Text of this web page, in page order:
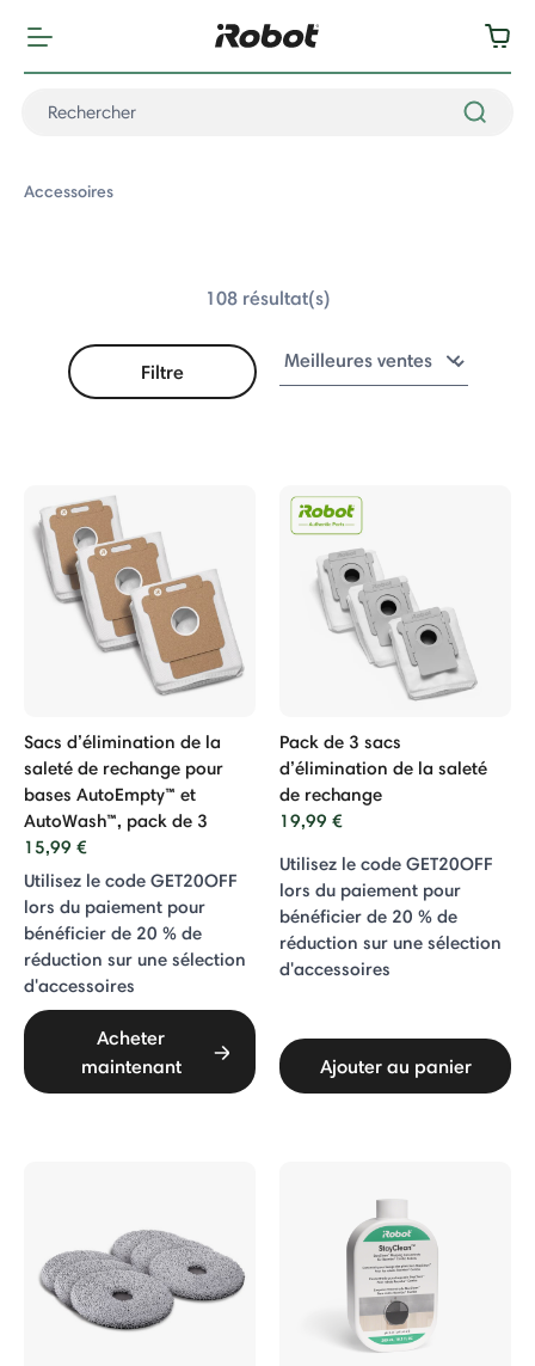
Accessoires
Combo
108 résultat(s)
Filtre
Sacs d’élimination de la
saleté de rechange pour
bases AutoEmpty™ et
AutoWash™, pack de 3
15,99 €
Utilisez le code GET20OFF
lors du paiement pour
bénéficier de 20 % de
réduction sur une sélection
d'accessoires
Acheter
maintenant
Pack de 3 sacs
d’élimination de la saleté
de rechange
19,99 €
Utilisez le code GET20OFF
lors du paiement pour
bénéficier de 20 % de
réduction sur une sélection
d'accessoires
Ajouter au panier